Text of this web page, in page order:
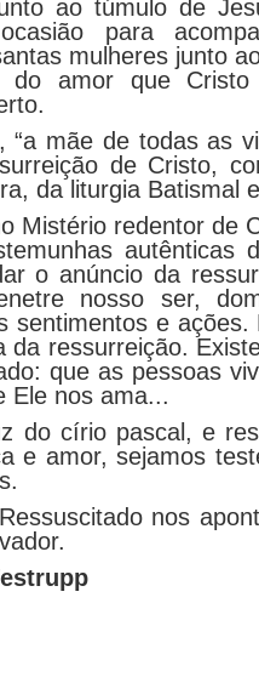
ao túmulo de
para
mulheres junto
do amor que
“a mãe de todas as
de Cristo,
da liturgia Batismal
Mistério redentor de
autênticas
o anúncio da
nosso ser,
sentimentos e
da ressurreição.
que as pessoas
Ele nos ama...
do círio pascal, e
e amor, sejamos
nos